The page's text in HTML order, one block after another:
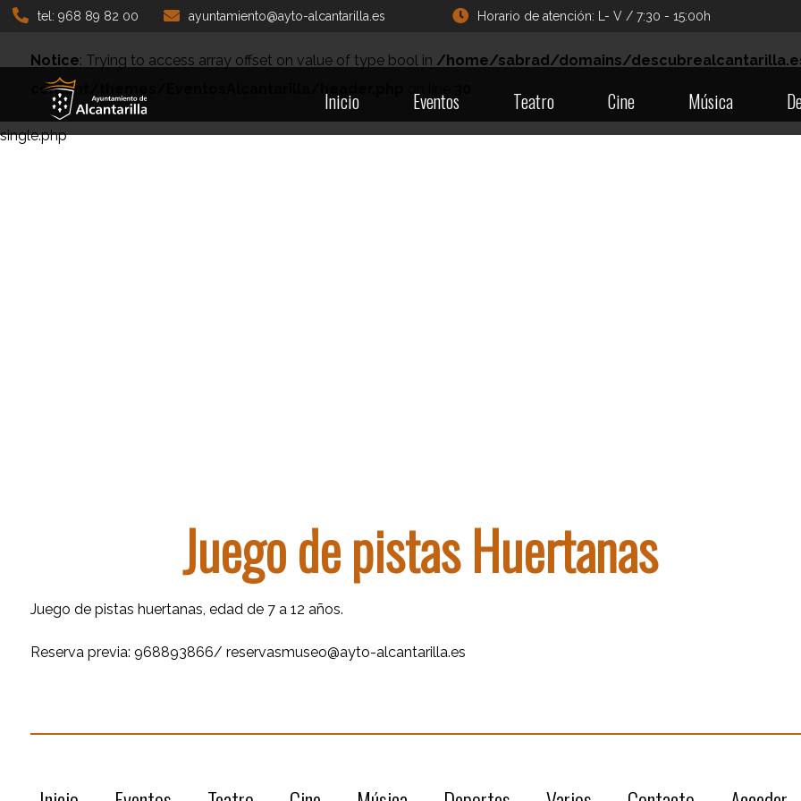
tel: 968 89 82 00 ayuntamiento@ayto-alcantarilla.es Horario de atención: L- V / 7:30 - 15:00h
Notice: Trying to access array offset on value of type bool in /home/sabrad/domains/
content/themes/EventosAlcantarilla/header.php
Inicio Eventos Teatro Cine Música
single.php
Juego de pistas Huertanas
Juego de pistas huertanas, edad de 7 a 12 años.
Reserva previa: 968893866/ reservasmuseo@ayto-alcantarilla.es